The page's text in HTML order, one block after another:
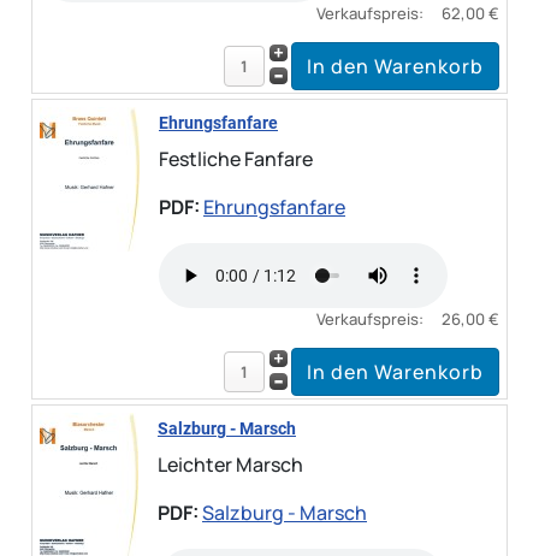
Verkaufspreis: 62,00 €
Ehrungsfanfare
Festliche Fanfare
PDF: Ehrungsfanfare
Verkaufspreis: 26,00 €
Salzburg - Marsch
Leichter Marsch
PDF:Salzburg - Marsch